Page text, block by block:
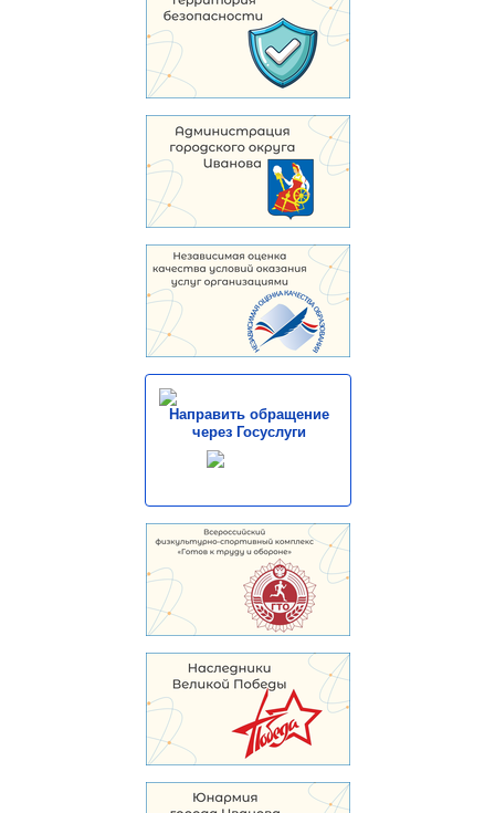
Направить обращение
через Госуслуги